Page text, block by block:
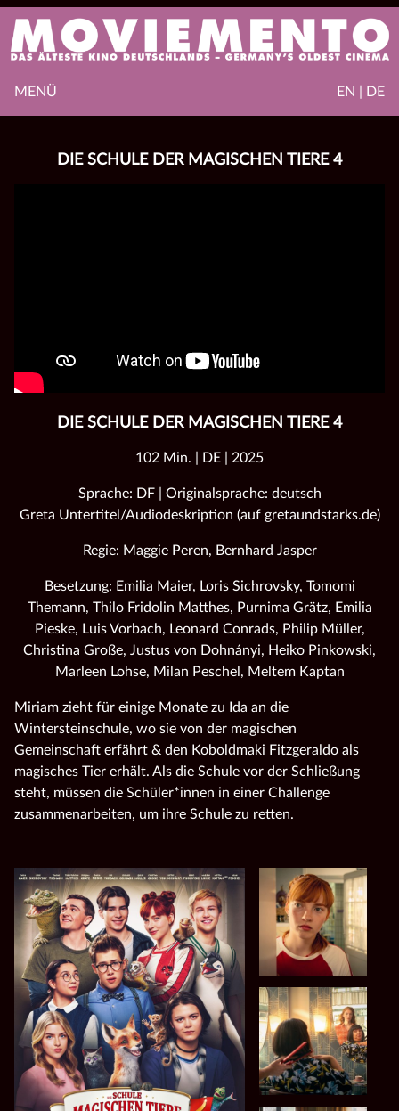
EN | DE
MENÜ
DIE SCHULE DER MAGISCHEN TIERE 4
DIE SCHULE DER MAGISCHEN TIERE 4
102 Min. | DE | 2025
Sprache: DF | Originalsprache: deutsch
Greta Untertitel/Audiodeskription (auf gretaundstarks.de)
Regie: Maggie Peren, Bernhard Jasper
Besetzung: Emilia Maier, Loris Sichrovsky, Tomomi
Themann, Thilo Fridolin Matthes, Purnima Grätz, Emilia
Pieske, Luis Vorbach, Leonard Conrads, Philip Müller,
Christina Große, Justus von Dohnányi, Heiko Pinkowski,
Marleen Lohse, Milan Peschel, Meltem Kaptan
Miriam zieht für einige Monate zu Ida an die
Wintersteinschule, wo sie von der magischen
Gemeinschaft erfährt & den Koboldmaki Fitzgeraldo als
magisches Tier erhält. Als die Schule vor der Schließung
steht, müssen die Schüler*innen in einer Challenge
zusammenarbeiten, um ihre Schule zu retten.